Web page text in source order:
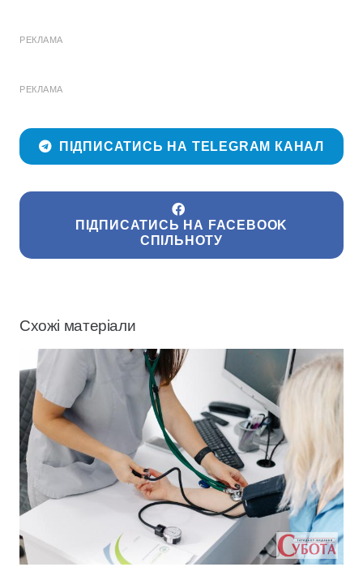
РЕКЛАМА
РЕКЛАМА
ПІДПИСАТИСЬ НА TELEGRAM КАНАЛ
ПІДПИСАТИСЬ НА FACEBOOK
СПІЛЬНОТУ
Схожі матеріали